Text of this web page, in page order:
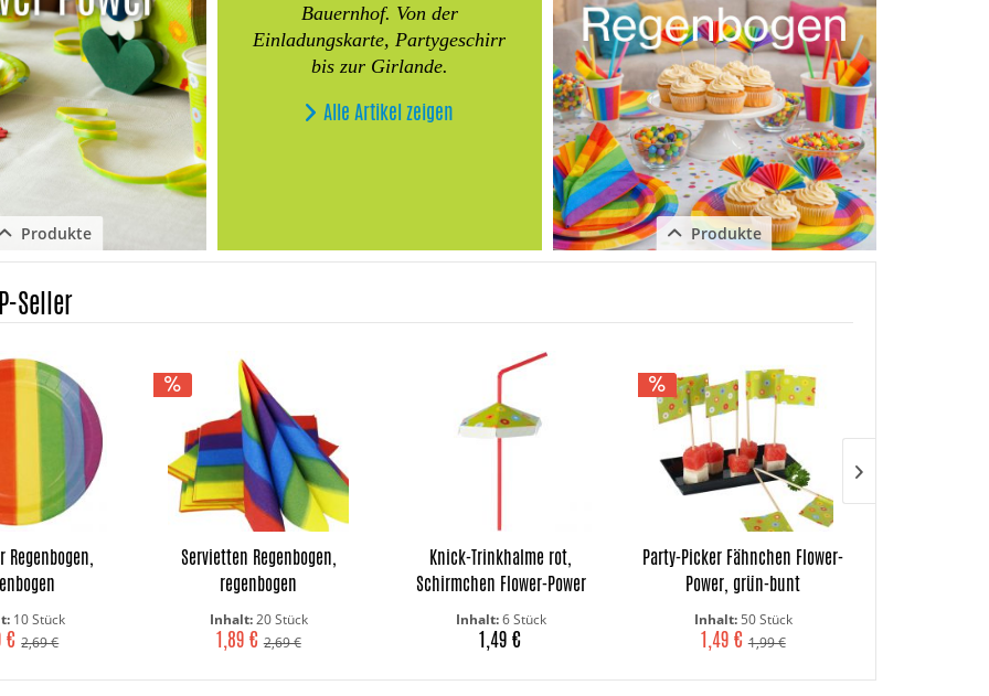
Produkte
Schließen
Bauernhof. Von der
Einladungskarte, Partygeschirr
bis zur Girlande.
Alle Artikel zeigen
Produkte
Schließen
Seller
Regenbogen,
10 Stück
€ 2,69 €
Servietten Regenbogen,
regenbogen
Inhalt:20 Stück
1,89 € 2,69 €
Knick-Trinkhalme rot,
Schirmchen Flower-Power
Inhalt:6 Stück
1,49 €
Party-Picker Fähnchen Flower-
Power, grün-bunt
Inhalt: 50 Stück
1,49 € 1,99 €